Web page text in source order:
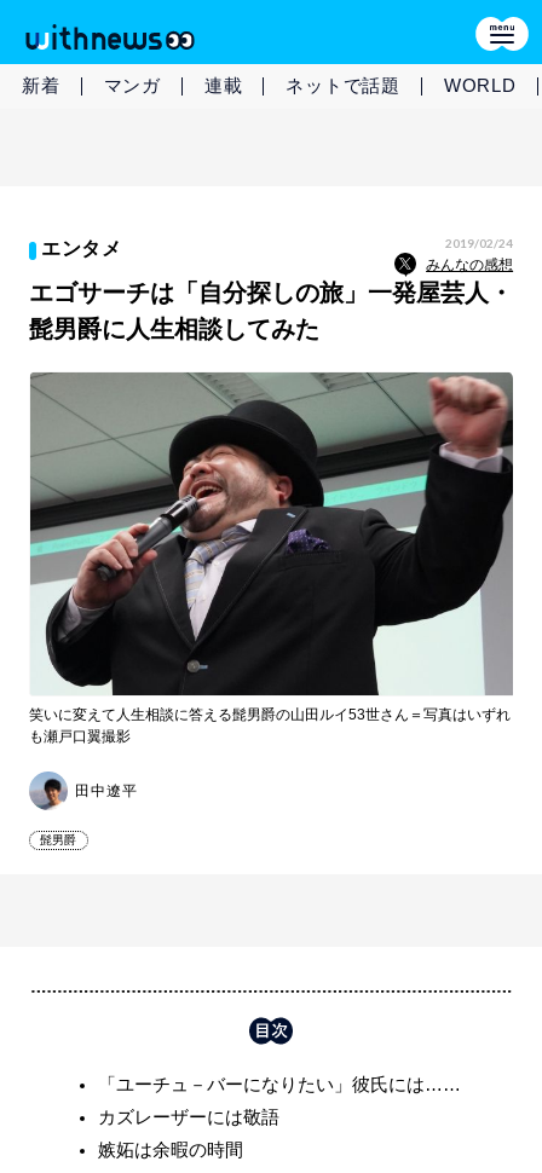
新着 マンガ 連載 ネットで話題 WORLD
エンタメ 2019/02/24
みんなの感想
エゴサーチは「自分探しの旅」一発屋芸人・
髭男爵に人生相談してみた
笑いに変えて人生相談に答える髭男爵の山田ルイ53世さん＝写真はいずれ
も瀬戸口翼撮影
田中遼平
髭男爵
「ユーチュ－バーになりたい」彼氏には……
カズレーザーには敬語
嫉妬は余暇の時間